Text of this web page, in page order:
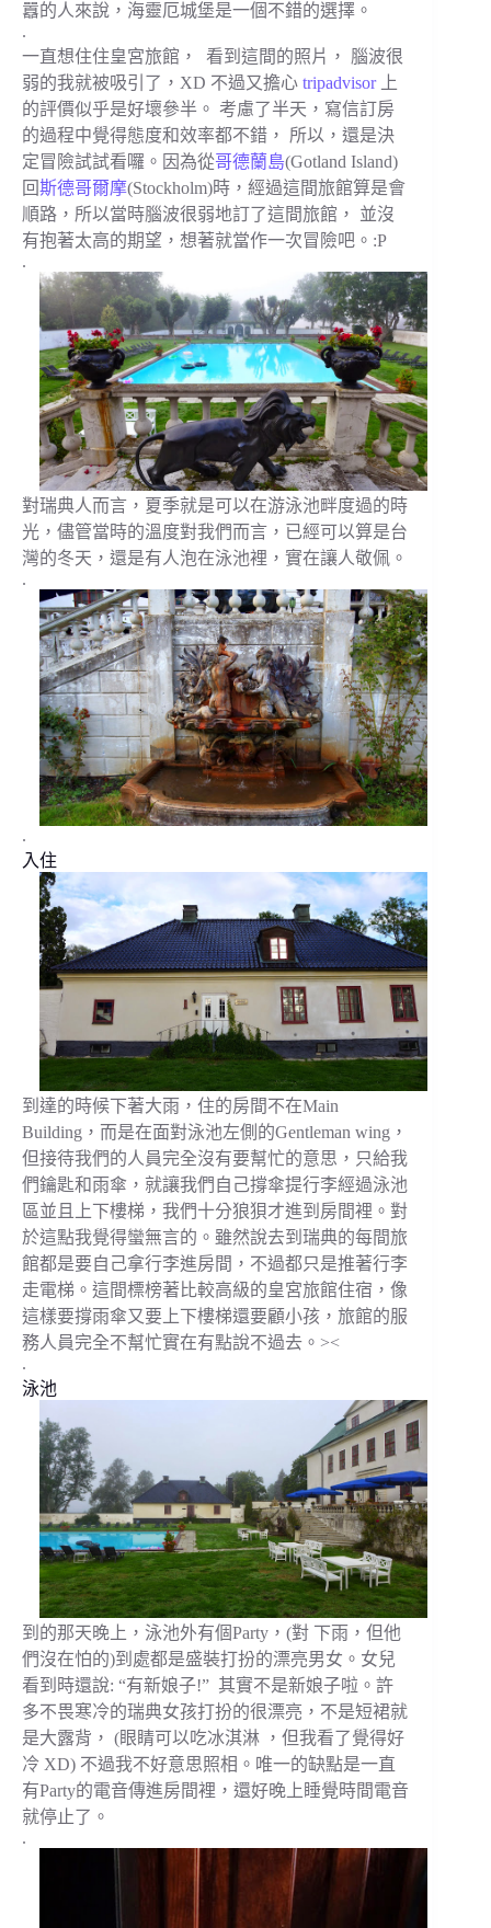
囂的人來說，海靈厄城堡是一個不錯的選擇。
.
一直想住住皇宮旅館， 看到這間的照片， 腦波很
弱的我就被吸引了，XD 不過又擔心 tripadvisor上
的評價似乎是好壞參半。 考慮了半天，寫信訂房
的過程中覺得態度和效率都不錯， 所以，還是決
定冒險試試看囉。因為從哥德蘭島(Gotland Island)
回斯德哥爾摩(Stockholm)時，經過這間旅館算是會
順路，所以當時腦波很弱地訂了這間旅館， 並沒
有抱著太高的期望，想著就當作一次冒險吧。:P
.
對瑞典人而言，夏季就是可以在游泳池畔度過的時
光，儘管當時的溫度對我們而言，已經可以算是台
灣的冬天，還是有人泡在泳池裡，實在讓人敬佩。
.
.
入住
到達的時候下著大雨，住的房間不在Main
Building，而是在面對泳池左側的Gentleman wing，
但接待我們的人員完全沒有要幫忙的意思，只給我
們鑰匙和雨傘，就讓我們自己撐傘提行李經過泳池
區並且上下樓梯，我們十分狼狽才進到房間裡。對
於這點我覺得蠻無言的。雖然說去到瑞典的每間旅
館都是要自己拿行李進房間，不過都只是推著行李
走電梯。這間標榜著比較高級的皇宮旅館住宿，像
這樣要撐雨傘又要上下樓梯還要顧小孩，旅館的服
務人員完全不幫忙實在有點說不過去。><
.
泳池
到的那天晚上，泳池外有個Party，(對 下雨，但他
們沒在怕的)到處都是盛裝打扮的漂亮男女。女兒
看到時還說: “有新娘子!” 其實不是新娘子啦。許
多不畏寒冷的瑞典女孩打扮的很漂亮，不是短裙就
是大露背， (眼睛可以吃冰淇淋 ，但我看了覺得好
冷 XD) 不過我不好意思照相。唯一的缺點是一直
有Party的電音傳進房間裡，還好晚上睡覺時間電音
就停止了。
.